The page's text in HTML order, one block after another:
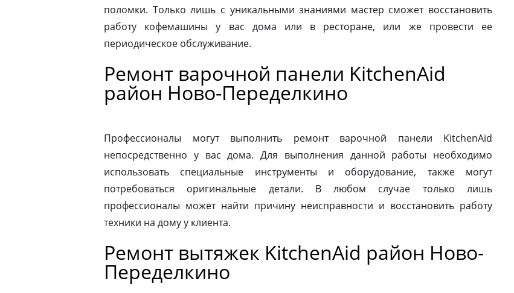
поломки. Только лишь с уникальными знаниями мастер сможет восстановить
работу кофемашины у вас дома или в ресторане, или же провести ее
периодическое обслуживание.
Ремонт варочной панели KitchenAid
район Ново-Переделкино
Профессионалы могут выполнить ремонт варочной панели KitchenAid
непосредственно у вас дома. Для выполнения данной работы необходимо
использовать специальные инструменты и оборудование, также могут
потребоваться оригинальные детали. В любом случае только лишь
профессионалы может найти причину неисправности и восстановить работу
техники на дому у клиента.
Ремонт вытяжек KitchenAid район Ново-
Переделкино